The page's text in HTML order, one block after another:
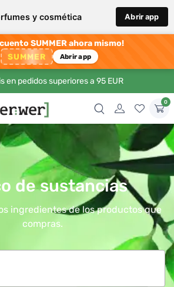
y cosmética Abrir app
SUMMER ahora mismo!
SUMMER Abrir app
en pedidos superiores a 95 EUR
0
de sustancias
ingredientes de los productos que
compras.